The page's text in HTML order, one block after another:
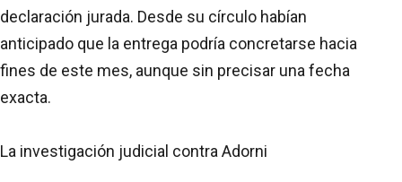
declaración jurada. Desde su círculo habían
anticipado que la entrega podría concretarse hacia
fines de este mes, aunque sin precisar una fecha
exacta.
La investigación judicial contra Adorni